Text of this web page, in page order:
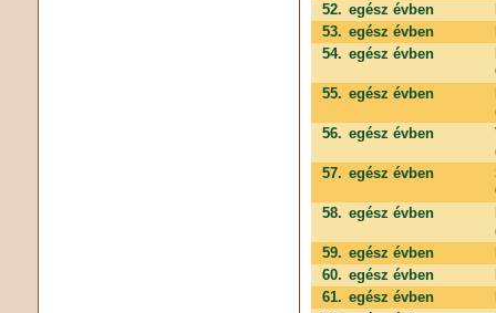
52. egész évben
53. egész évben
54. egész évben
55. egész évben
56. egész évben
57. egész évben
58. egész évben
59. egész évben
60. egész évben
61. egész évben